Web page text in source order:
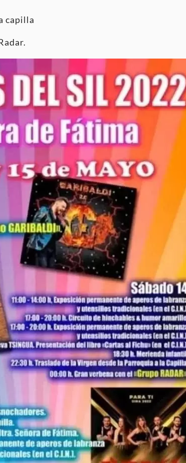
capilla